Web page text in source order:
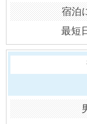
最短